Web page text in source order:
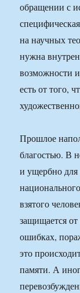
обращении с
на научных
нужна
возможности
есть от того,
Прошлое
благостью. В
и ущербно для
взятого
защищается
ошибках,
это
памяти. А